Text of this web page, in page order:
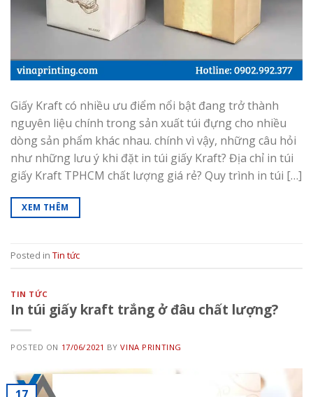
Giấy Kraft có nhiều ưu điểm nổi bật đang trở thành
nguyên liệu chính trong sản xuất túi đựng cho nhiều
dòng sản phẩm khác nhau. chính vì vậy, những câu hỏi
như những lưu ý khi đặt in túi giấy Kraft? Địa chỉ in túi
giấy Kraft TPHCM chất lượng giá rẻ? Quy trình in túi […]
XEM THÊM
Posted in Tin tức
TIN TỨC
In túi giấy kraft trắng ở đâu chất lượng?
POSTED ON 17/06/2021 BYVINA PRINTING